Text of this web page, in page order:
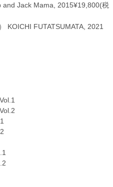
and Jack Mama, 2015¥19,800(税
KOICHI FUTATSUMATA, 2021